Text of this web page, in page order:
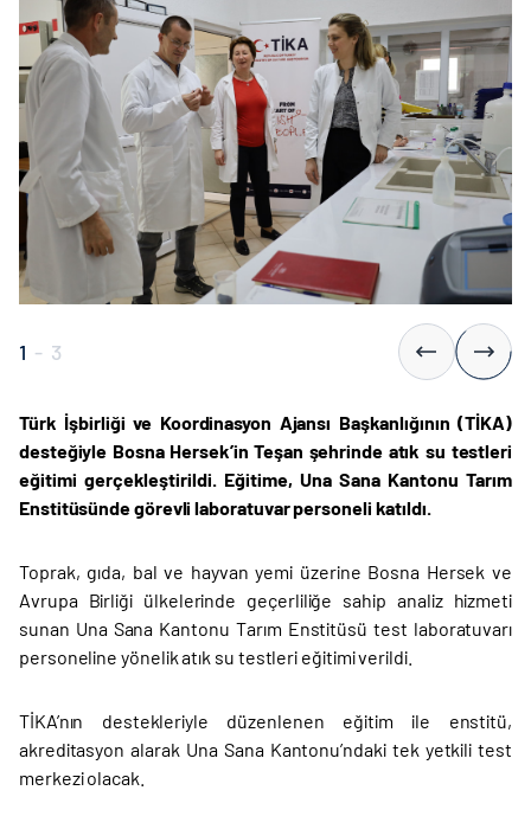
1 - 3
Türk İşbirliği ve Koordinasyon Ajansı Başkanlığının (TİKA)
desteğiyle Bosna Hersek’in Teşan şehrinde atık su testleri
eğitimi gerçekleştirildi. Eğitime, Una Sana Kantonu Tarım
Enstitüsünde görevli laboratuvar personeli katıldı.
Toprak, gıda, bal ve hayvan yemi üzerine Bosna Hersek ve
Avrupa Birliği ülkelerinde geçerliliğe sahip analiz hizmeti
sunan Una Sana Kantonu Tarım Enstitüsü test laboratuvarı
personeline yönelik atık su testleri eğitimi verildi.
TİKA’nın destekleriyle düzenlenen eğitim ile enstitü,
akreditasyon alarak Una Sana Kantonu’ndaki tek yetkili test
merkezi olacak.